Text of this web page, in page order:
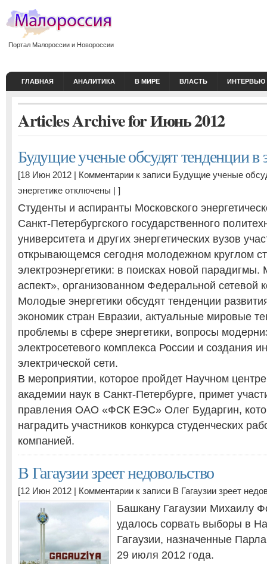
Портал Малороссии и Новороссии
ГЛАВНАЯ АНАЛИТИКА В МИРЕ ВЛАСТЬ ИНТЕРВЬЮ
Articles Archive for Июнь 2012
Будущие ученые обсудят тенденции в
[18 Июн 2012 | Комментарии к записи Будущие ученые
энергетике отключены | ]
Студенты и аспиранты Московского
Санкт-Петербургского государственного
университета и других энергетических вузов
открывающемся сегодня молодежном круглом
электроэнергетики: в поисках новой
аспект», организованном Федеральной сетевой
Молодые энергетики обсудят тенденции
экономик стран Евразии, актуальные мировые
проблемы в сфере энергетики, вопросы
электросетевого комплекса России и создания
электрической сети.
В мероприятии, которое пройдет Научном
академии наук в Санкт-Петербурге, примет
правления ОАО «ФСК ЕЭС» Олег Бударгин,
наградить участников конкурса студенческих
компанией.
В Гагаузии зреет недовольство
[12 Июн 2012 | Комментарии к записи В Гагаузии зреет
Башкану Гагаузии Михаилу
удалось сорвать выборы в
Гагаузии, назначенные
29 июля 2012 года.